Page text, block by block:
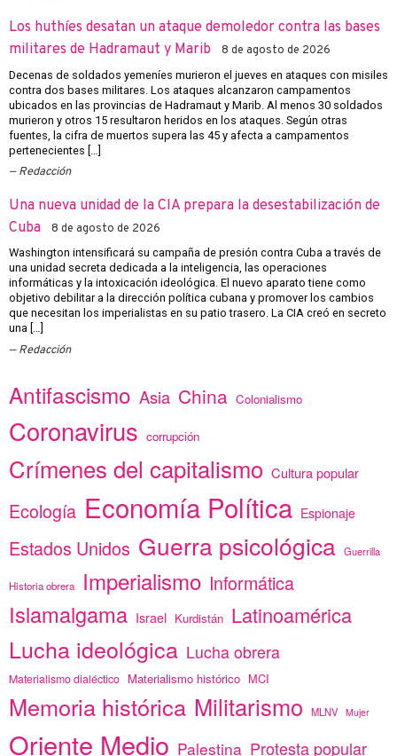
Los huthíes desatan un ataque demoledor contra las bases
militares de Hadramaut y Marib
8 de agosto de 2026
Decenas de soldados yemeníes murieron el jueves en ataques con misiles
contra dos bases militares. Los ataques alcanzaron campamentos
ubicados en las provincias de Hadramaut y Marib. Al menos 30 soldados
murieron y otros 15 resultaron heridos en los ataques. Según otras
fuentes, la cifra de muertos supera las 45 y afecta a campamentos
pertenecientes […]
Redacción
Una nueva unidad de la CIA prepara la desestabilización de
Cuba
8 de agosto de 2026
Washington intensificará su campaña de presión contra Cuba a través de
una unidad secreta dedicada a la inteligencia, las operaciones
informáticas y la intoxicación ideológica. El nuevo aparato tiene como
objetivo debilitar a la dirección política cubana y promover los cambios
que necesitan los imperialistas en su patio trasero. La CIA creó en secreto
una […]
Redacción
Antifascismo Asia China Colonialismo
Coronavirus corrupción
Crímenes del capitalismo Cultura popular
Ecología Economía Política Espionaje
Estados Unidos Guerra psicológica Guerrilla
Historia obrera Imperialismo Informática
Islamalgama Israel Kurdistán Latinoamérica
Lucha ideológica Lucha obrera
Materialismo dialéctico Materialismo histórico MCI
Memoria histórica Militarismo MLNV Mujer
Oriente Medio Palestina Protesta popular